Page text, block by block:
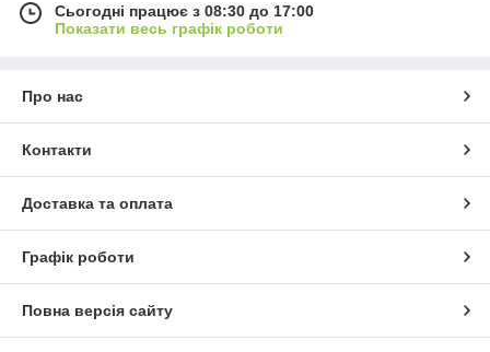
Сьогодні працює з 08:30 до 17:00
Показати весь графік роботи
Про нас
Контакти
Доставка та оплата
Графік роботи
Повна версія сайту